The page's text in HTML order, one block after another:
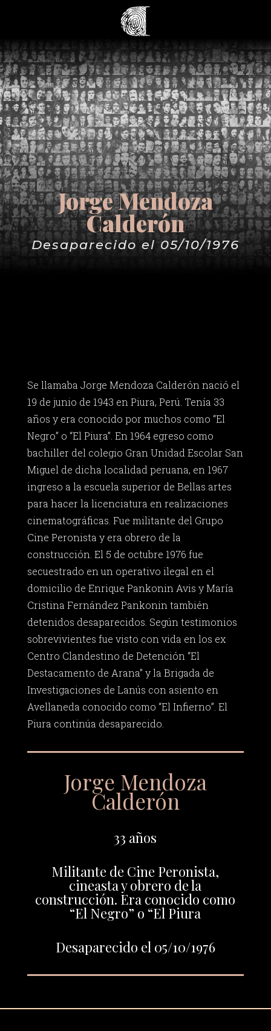
Jorge Mendoza
Calderón
Desaparecido el 05/10/1976
Se llamaba Jorge Mendoza Calderón nació el
19 de junio de 1943 en Piura, Perú. Tenía 33
años y era conocido por muchos como “El
Negro” o “El Piura”. En 1964 egreso como
bachiller del colegio Gran Unidad Escolar San
Miguel de dicha localidad peruana, en 1967
ingreso a la escuela superior de Bellas artes
para hacer la licenciatura en realizaciones
cinematográficas. Fue militante del Grupo
Cine Peronista y era obrero de la
construcción. El 5 de octubre 1976 fue
secuestrado en un operativo ilegal en el
domicilio de Enrique Pankonin Avis y María
Cristina Fernández Pankonin también
detenidos desaparecidos. Según testimonios
sobrevivientes fue visto con vida en los ex
Centro Clandestino de Detención “El
Destacamento de Arana” y la Brigada de
Investigaciones de Lanús con asiento en
Avellaneda conocido como “El Infierno”. El
Piura continúa desaparecido.
Jorge Mendoza
Calderón
33 años
Militante de Cine Peronista,
cineasta y obrero de la
construcción. Era conocido como
“El Negro” o “El Piura
Desaparecido el 05/10/1976